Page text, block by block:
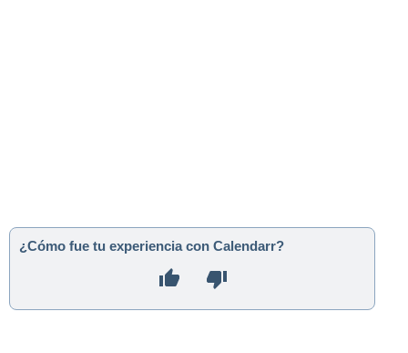
¿Cómo fue tu experiencia con Calendarr?